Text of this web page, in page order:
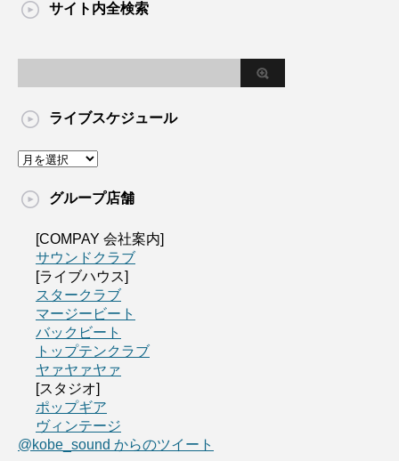
サイト内全検索
ライブスケジュール
グループ店舗
[COMPAY 会社案内]
サウンドクラブ
[ライブハウス]
スタークラブ
マージービート
バックビート
トップテンクラブ
ヤァヤァヤァ
[スタジオ]
ポップギア
ヴィンテージ
@kobe_sound からのツイート